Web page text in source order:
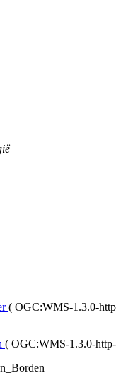
( OGC:WMS-1.3.0-
( OGC:WMS-1.3.0-